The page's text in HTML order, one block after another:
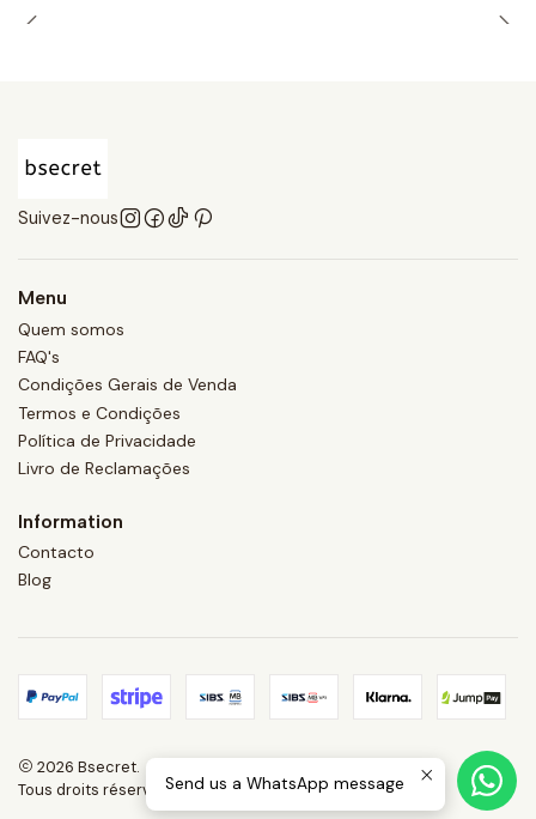
Suivez-nous
Menu
Quem somos
FAQ's
Condições Gerais de Venda
Termos e Condições
Política de Privacidade
Livro de Reclamações
Information
Contacto
Blog
2026 Bsecret.
Tous droits réservés.Propulsé par Jumpseller.
Send us a WhatsApp message